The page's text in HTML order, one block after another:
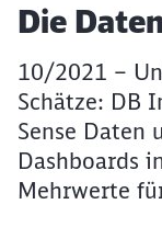
Artikel:
Die
10/2021 –
Schätze: DB
Sense Daten
Dashboards
Mehrwerte